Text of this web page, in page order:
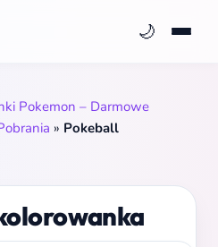
🌙
Pokemon – Darmowe
» Pokeball